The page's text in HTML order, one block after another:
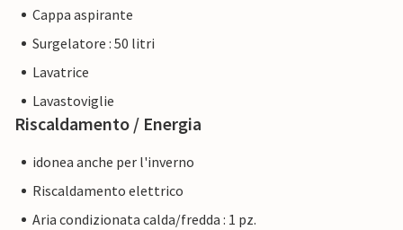
Cappa aspirante
Surgelatore : 50 litri
Lavatrice
Lavastoviglie
Riscaldamento / Energia
idonea anche per l'inverno
Riscaldamento elettrico
Aria condizionata calda/fredda : 1 pz.